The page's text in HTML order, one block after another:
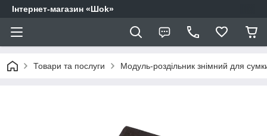
Інтернет-магазин «Шоk»
Товари та послуги Модуль-роздільник знімний для